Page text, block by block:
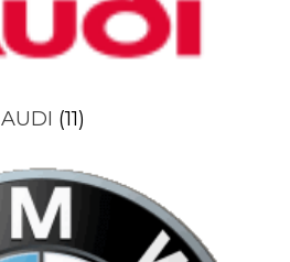
AUDI (11)